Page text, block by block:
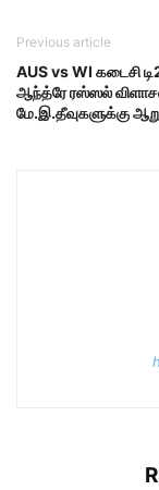
Previous article
AUS vs WI கடைசி
ஆந்த்ரே ரஸ்ஸல்
மே.இ.தீவுகளுக்கு